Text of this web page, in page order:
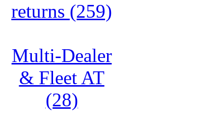
returns (259)
Multi-Dealer
& Fleet AT
(28)